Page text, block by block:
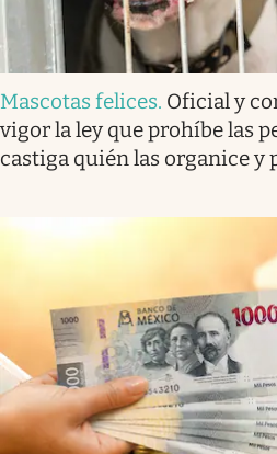
Mascotas felices. Oficial y
vigor la ley que prohíbe las
castiga quién las organice y